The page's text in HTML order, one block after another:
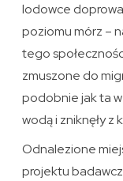
lodowce
poziomu mórz –
tego
zmuszone do
podobnie jak ta
wodą i zniknęły z
Odnalezione
projektu